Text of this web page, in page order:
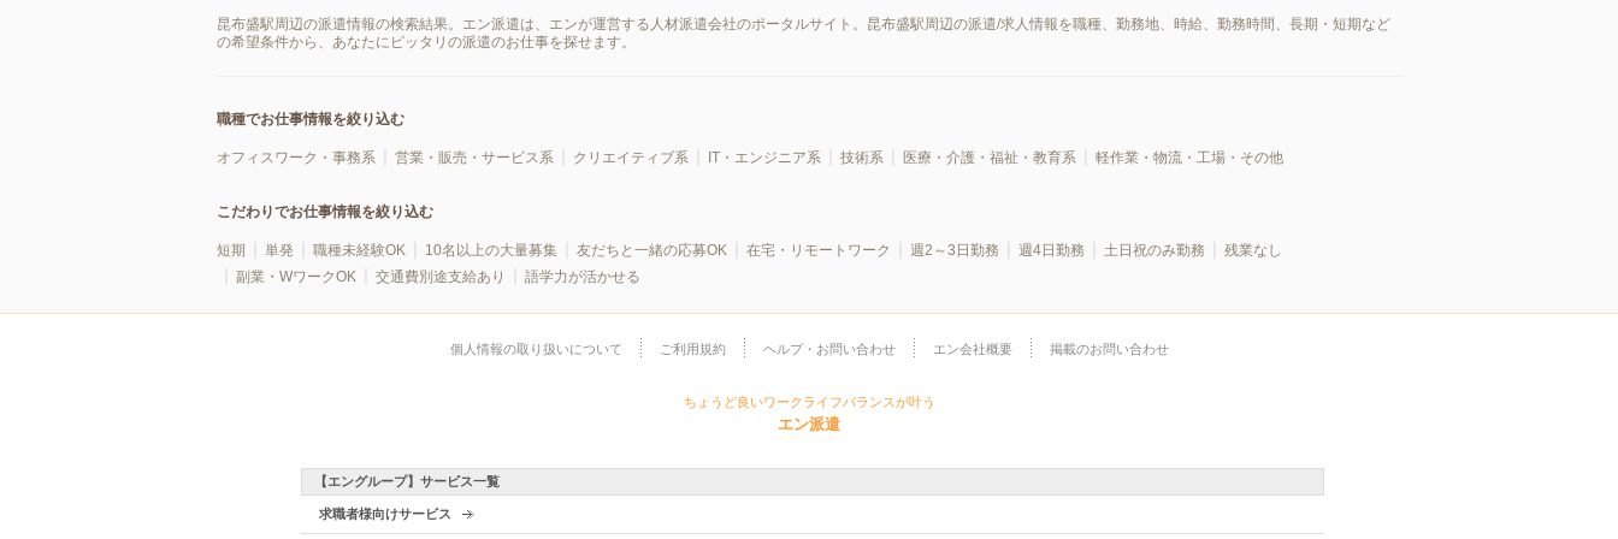
昆布盛駅周辺の派遣情報の検索結果。エン派遣は、エンが運営する人材派遣会社のポータルサイト。昆布盛駅周辺の派遣/求人情報を職種、勤務地、時給、勤務時間、長期・短期など
の希望条件から、あなたにピッタリの派遣のお仕事を探せます。
職種でお仕事情報を絞り込む
オフィスワーク・事務系 営業・販売・サービス系 クリエイティブ系 IT・エンジニア系 技術系 医療・介護・福祉・教育系 軽作業・物流・工場・その他
こだわりでお仕事情報を絞り込む
短期 単発 職種未経験OK 10名以上の大量募集 友だちと一緒の応募OK 在宅・リモートワーク 週2～3日勤務 週4日勤務 土日祝のみ勤務
残業なし
副業・WワークOK
交通費別途支給あり 語学力が活かせる
個人情報の取り扱いについて ご利用規約 ヘルプ・お問い合わせ エン会社概要 掲載のお問い合わせ
ちょうど良いワークライフバランスが叶う
エン派遣
【エングループ】サービス一覧
求職者様向けサービス